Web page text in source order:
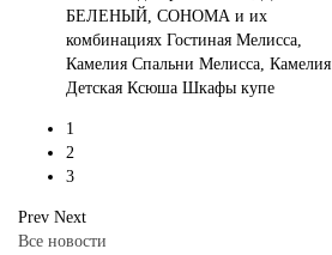
БЕЛЕНЫЙ, СОНОМА и их
комбинациях Гостиная Мелисса,
Камелия Спальни Мелисса, Камелия
Детская Ксюша Шкафы купе
1
2
3
Prev Next
Все новости